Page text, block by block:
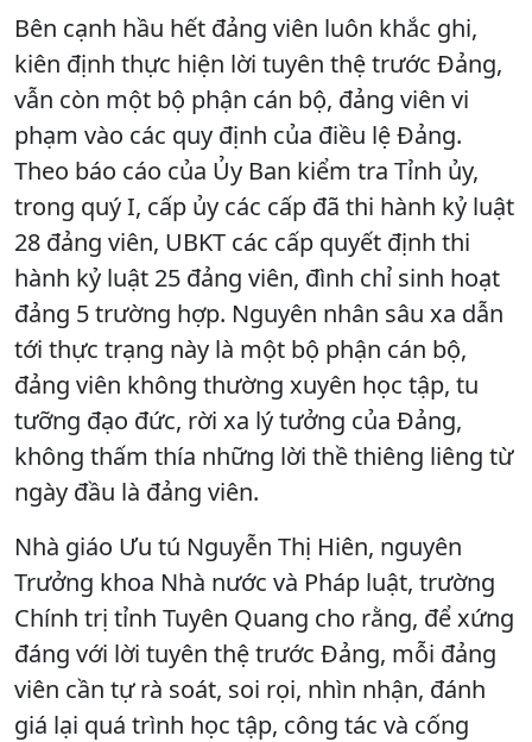
Bên cạnh hầu hết đảng viên luôn khắc ghi,
kiên định thực hiện lời tuyên thệ trước Đảng,
vẫn còn một bộ phận cán bộ, đảng viên vi
phạm vào các quy định của điều lệ Đảng.
Theo báo cáo của Ủy Ban kiểm tra Tỉnh ủy,
trong quý I, cấp ủy các cấp đã thi hành kỷ luật
28 đảng viên, UBKT các cấp quyết định thi
hành kỷ luật 25 đảng viên, đình chỉ sinh hoạt
đảng 5 trường hợp. Nguyên nhân sâu xa dẫn
tới thực trạng này là một bộ phận cán bộ,
đảng viên không thường xuyên học tập, tu
tưỡng đạo đức, rời xa lý tưởng của Đảng,
không thấm thía những lời thề thiêng liêng từ
ngày đầu là đảng viên.
Nhà giáo Ưu tú Nguyễn Thị Hiên, nguyên
Trưởng khoa Nhà nước và Pháp luật, trường
Chính trị tỉnh Tuyên Quang cho rằng, để xứng
đáng với lời tuyên thệ trước Đảng, mỗi đảng
viên cần tự rà soát, soi rọi, nhìn nhận, đánh
giá lại quá trình học tập, công tác và cống